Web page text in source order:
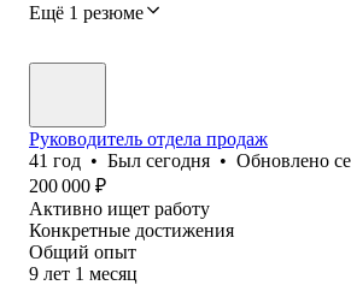
Ещё 1 резюме
Руководитель отдела продаж
41 год • Был сегодня • Обновлено
200 000 ₽
Активно ищет работу
Конкретные достижения
Общий опыт
9 лет 1 месяц